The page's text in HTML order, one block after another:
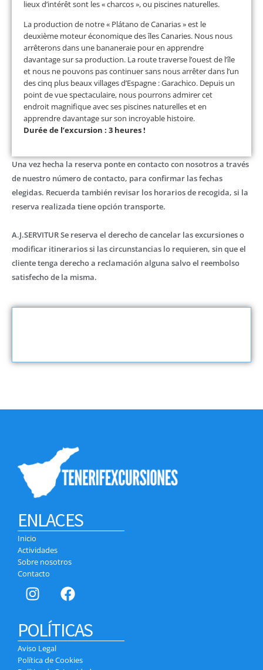
lieux d’intérêt sont les « charcos », ou piscines naturelles.
La production de notre « Plátano de Canarias » est le
deuxième moteur économique des îles Canaries. Nous nous
arrêterons dans une bananeraie pour en apprendre
davantage sur sa production. La route traverse l’ouest de l’île
et nous ne pouvons pas continuer sans nous arrêter dans l’un
des cinq plus beaux villages d’Espagne : Garachico. Depuis un
point de vue spectaculaire, nous pourrons admirer cet
endroit magnifique avec ses piscines naturelles et en
apprendre davantage sur son incroyable histoire.
Durée de l’excursion : 3 heures !
Una vez hecha la reserva ponte en contacto con nosotros a través
de nuestro número de contacto, para confirmar las fechas
elegidas. Recuerda también revisar los horarios de recogida, si la
reserva realizada tiene opción transporte.
A.J.SERVITUR Se reserva el derecho de cancelar las excursiones o
modificar itinerarios si las circunstancias lo requieren, sin que el
cliente tenga derecho a reclamación alguna salvo el reembolso
satisfecho de la misma.
ENLACES
Inicio
Actividades
Sobre nosotros
Contacto
POLÍTICAS
Aviso Legal
Política de Cookies